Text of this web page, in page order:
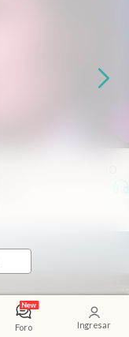
Foro Ingresar
a 2027: cómo